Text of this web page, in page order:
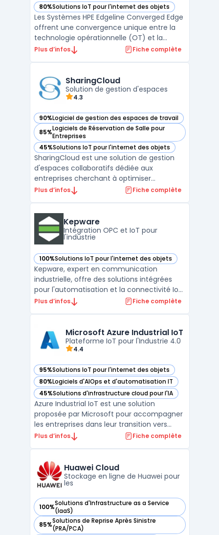
80%Solutions IoT pour l'internet des objets
— voir HPE Edgeline dans cette catégorie
Les Systèmes HPE Edgeline Converged Edge
offrent une convergence unique entre la
technologie opérationnelle (OT) et la
technologie de l’information (IT). Ces
type datacenter directement à l'edge. Ils
permettent une prise ...
Plus d’infos Fiche complète
SharingCloud
Solution de gestion d'espaces
4.3
90%Logiciel de gestion des espaces de travail
— voir SharingCloud dans cette catégorie
85%Logiciels de Réservation de Salle pour
Entreprises
— voir SharingCloud dans cette catégorie
45%Solutions IoT pour l'internet des objets
— voir SharingCloud dans cette catégorie
SharingCloud est une solution de gestion
d'espaces collaboratifs dédiée aux
entreprises cherchant à optimiser
l'utilisation de leurs salles de réunion,
d'espaces, l'organisation des ressources et
permet aux utilisateurs de vi ...
Plus d’infos Fiche complète
Kepware
Intégration OPC et IoT pour
l'industrie
100%Solutions IoT pour l'internet des objets
— voir Kepware dans cette catégorie
Kepware, expert en communication
industrielle, offre des solutions intégrées
pour l'automatisation et la connectivité IoT.
Spécialisé dans le protocole OPC, Kepware
technologies avancées permettent une
intégration ...
Plus d’infos Fiche complète
Microsoft Azure Industrial IoT
Plateforme IoT pour l'Industrie 4.0
4.4
95%Solutions IoT pour l'internet des objets
— voir Microsoft Azure Industrial IoT dans cette catégorie
80%Logiciels d'AIOps et d'automatisation IT
— voir Microsoft Azure Industrial IoT dans cette catégorie
45%Solutions d'infrastructure cloud pour l'IA
— voir Microsoft Azure Industrial IoT dans cette catégorie
Azure Industrial IoT est une solution
proposée par Microsoft pour accompagner
les entreprises dans leur transition vers
l’Industrie 4.0. Conçue pour connecter et
plateforme facilite l’intégration des
données machine au sein des ...
Plus d’infos Fiche complète
Huawei Cloud
Stockage en ligne de Huawei pour
les
100%Solutions d'Infrastructure as a Service
(IaaS)
— voir Huawei Cloud dans cette catégorie
85%Solutions de Reprise Après Sinistre
(PRA/PCA)
— voir Huawei Cloud dans cette catégorie